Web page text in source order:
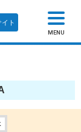
ト
MENU